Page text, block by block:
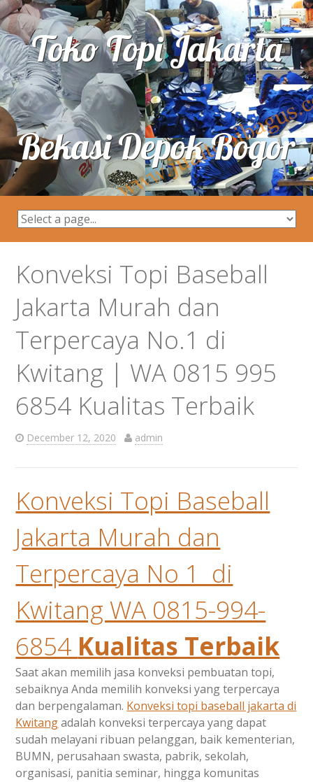
Toko Topi Jakarta
Bekasi Depok Bogor
Konveksi Topi Baseball
Jakarta Murah dan
Terpercaya No.1 di
Kwitang | WA 0815 995
6854 Kualitas Terbaik
December 12, 2020 admin
Konveksi Topi Baseball
Jakarta Murah dan
Terpercaya No 1 di
Kwitang WA 0815-994-
6854 Kualitas Terbaik
Saat akan memilih jasa konveksi pembuatan topi,
sebaiknya Anda memilih konveksi yang terpercaya
dan berpengalaman. Konveksi topi baseball jakarta di
Kwitangadalah konveksi terpercaya yang dapat
sudah melayani ribuan pelanggan, baik kementerian,
BUMN, perusahaan swasta, pabrik, sekolah,
organisasi, panitia seminar, hingga komunitas